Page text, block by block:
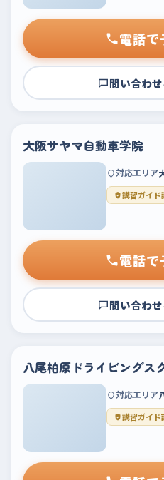
電話で
問い合わ
大阪サヤマ自動車学院
対応エリア
講習ガイド
電話で
問い合わ
八尾柏原ドライビングス
対応エリア
講習ガイド